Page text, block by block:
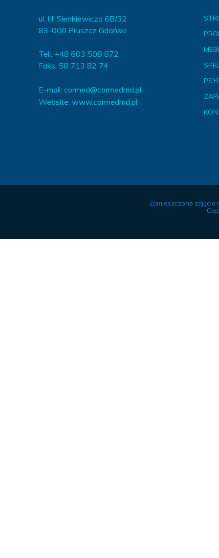
ul. H. Sienkiewicza 6B/32
83-000 Pruszcz Gdański
Tel.: +48 603 508 872
Faks: 58 713 82 74
E-mail: cormed@cormedmd.pl
Website: www.cormedmd.pl
Zamieszczone